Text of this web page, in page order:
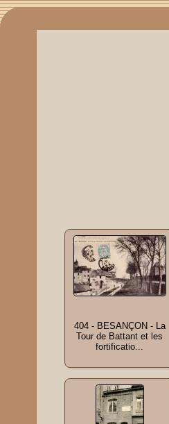
404 - BESANÇON - La
Tour de Battant et les
fortificatio...